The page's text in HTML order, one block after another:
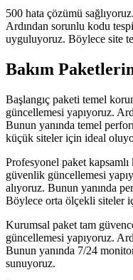
500 hata çözümü
Ardından sorunlu kodu
uyguluyoruz. Böylece site
Bakım
Başlangıç paketi temel
güncellemesi yapıyoruz.
Bunun yanında temel
küçük siteler için ideal
Profesyonel paket
güvenlik güncellemesi
alıyoruz. Bunun yanında
Böylece orta ölçekli siteler
Kurumsal paket tam
güncellemesi yapıyoruz.
Bunun yanında 7/24
sunuyoruz.